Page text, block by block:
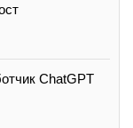
ChatGPT